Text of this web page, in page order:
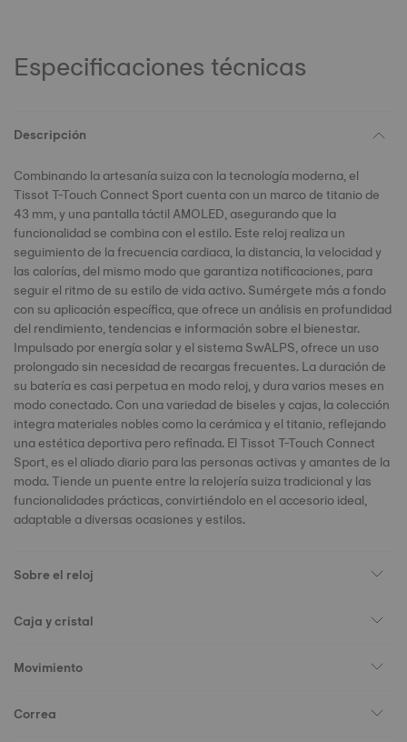
Especificaciones técnicas
Descripción
Combinando la artesanía suiza con la tecnología moderna, el
Tissot T-Touch Connect Sport cuenta con un marco de titanio de
43 mm, y una pantalla táctil AMOLED, asegurando que la
funcionalidad se combina con el estilo. Este reloj realiza un
seguimiento de la frecuencia cardiaca, la distancia, la velocidad y
las calorías, del mismo modo que garantiza notificaciones, para
seguir el ritmo de su estilo de vida activo. Sumérgete más a fondo
con su aplicación específica, que ofrece un análisis en profundidad
del rendimiento, tendencias e información sobre el bienestar.
Impulsado por energía solar y el sistema SwALPS, ofrece un uso
prolongado sin necesidad de recargas frecuentes. La duración de
su batería es casi perpetua en modo reloj, y dura varios meses en
modo conectado. Con una variedad de biseles y cajas, la colección
integra materiales nobles como la cerámica y el titanio, reflejando
una estética deportiva pero refinada. El Tissot T-Touch Connect
Sport, es el aliado diario para las personas activas y amantes de la
moda. Tiende un puente entre la relojería suiza tradicional y las
funcionalidades prácticas, convirtiéndolo en el accesorio ideal,
adaptable a diversas ocasiones y estilos.
Sobre el reloj
Caja y cristal
Movimiento
Correa